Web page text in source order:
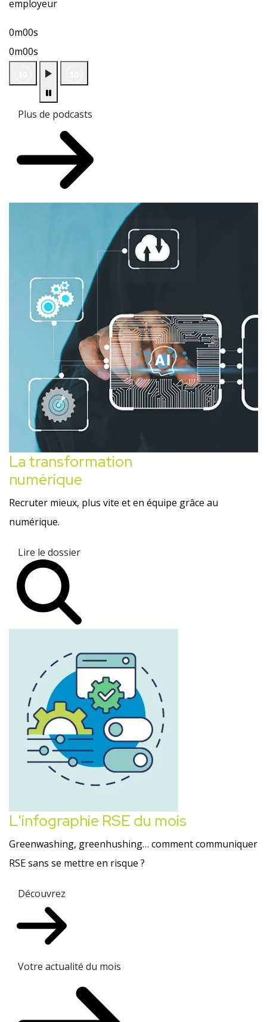
employeur
0m00s
0m00s
Plus de podcasts
La transformation
numérique
Recruter mieux, plus vite et en équipe grâce au
numérique.
Lire le dossier
L'infographie RSE du mois
Greenwashing, greenhushing… comment communiquer
RSE sans se mettre en risque ?
Découvrez
Votre actualité du mois